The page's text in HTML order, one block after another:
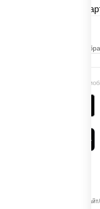
Установи
Осуществляя вход на этот